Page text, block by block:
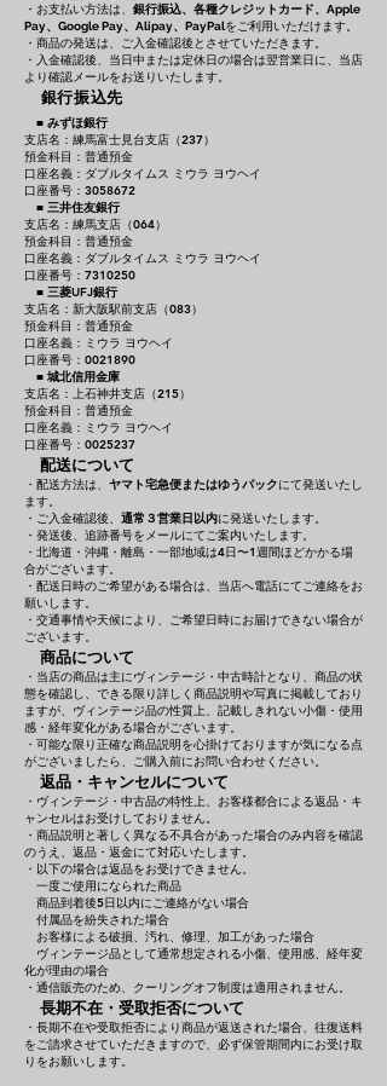
・お支払い方法は、 銀行振込、各種クレジットカード、 Apple
Pay、Google Pay、Alipay、PayPalをご利用いただけます。
・商品の発送は、ご入金確認後とさせていただきます。
・入金確認後、当日中または定休日の場合は翌営業日に、当店
より確認メールをお送りいたします。
銀行振込先
■ みずほ銀行
支店名：練馬富士見台支店（237）
預金科目：普通預金
口座名義：ダブルタイムス ミウラ ヨウヘイ
口座番号：3058672
■ 三井住友銀行
支店名：練馬支店（064）
預金科目：普通預金
口座名義：ダブルタイムス ミウラ ヨウヘイ
口座番号：7310250
■ 三菱UFJ銀行
支店名：新大阪駅前支店（083）
預金科目：普通預金
口座名義：ミウラ ヨウヘイ
口座番号：0021890
■ 城北信用金庫
支店名：上石神井支店（215）
預金科目：普通預金
口座名義：ミウラ ヨウヘイ
口座番号：0025237
配送について
・配送方法は、 ヤマト宅急便またはゆうパックにて発送いたし
ます。
・ご入金確認後、 通常３営業日以内に発送いたします。
・発送後、追跡番号をメールにてご案内いたします。
・北海道・沖縄・離島・一部地域は4日〜1週間ほどかかる場
合がございます。
・配送日時のご希望がある場合は、当店へ電話にてご連絡をお
願いします。
・交通事情や天候により、ご希望日時にお届けできない場合が
ございます。
商品について
・当店の商品は主にヴィンテージ・中古時計となり、商品の状
態を確認し、できる限り詳しく商品説明や写真に掲載しており
ますが、ヴィンテージ品の性質上、記載しきれない小傷・使用
感・経年変化がある場合がございます。
・可能な限り正確な商品説明を心掛けておりますが気になる点
がございましたら、ご購入前にお問い合わせください。
返品・キャンセルについて
・ヴィンテージ・中古品の特性上、お客様都合による返品・キ
ャンセルはお受けしておりません。
・商品説明と著しく異なる不具合があった場合のみ内容を確認
のうえ、返品・返金にて対応いたします。
・以下の場合は返品をお受けできません。
一度ご使用になられた商品
商品到着後5日以内にご連絡がない場合
付属品を紛失された場合
お客様による破損、汚れ、修理、加工があった場合
ヴィンテージ品として通常想定される小傷、使用感、経年変
化が理由の場合
・通信販売のため、クーリングオフ制度は適用されません。
長期不在・受取拒否について
・長期不在や受取拒否により商品が返送された場合、往復送料
をご請求させていただきますので、必ず保管期間内にお受け取
りをお願いします。